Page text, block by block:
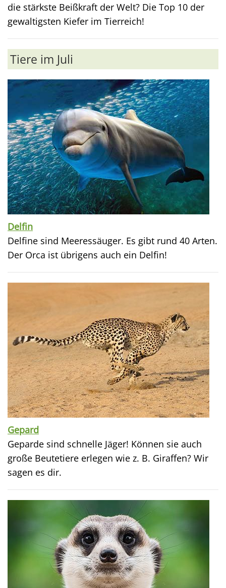
die stärkste Beißkraft der Welt? Die Top 10 der
gewaltigsten Kiefer im Tierreich!
Tiere im Juli
Delfin
Delfine sind Meeressäuger. Es gibt rund 40 Arten.
Der Orca ist übrigens auch ein Delfin!
Gepard
Geparde sind schnelle Jäger! Können sie auch
große Beutetiere erlegen wie z. B. Giraffen? Wir
sagen es dir.